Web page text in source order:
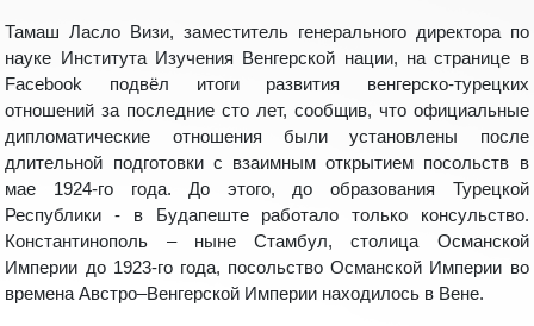
Тамаш Ласло Визи, заместитель генерального директора по
науке Института Изучения Венгерской нации, на странице в
Facebook подвёл итоги развития венгерско-турецких
отношений за последние сто лет, сообщив, что официальные
дипломатические отношения были установлены после
длительной подготовки с взаимным открытием посольств в
мае 1924-го года. До этого, до образования Турецкой
Республики - в Будапеште работало только консульство.
Константинополь – ныне Стамбул, столица Османской
Империи до 1923-го года, посольство Османской Империи во
времена Австро–Венгерской Империи находилось в Вене.